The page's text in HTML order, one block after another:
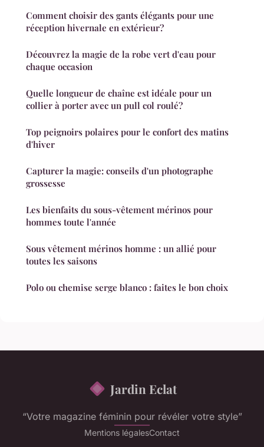
Comment choisir des gants élégants pour une
réception hivernale en extérieur?
Découvrez la magie de la robe vert d'eau pour
chaque occasion
Quelle longueur de chaîne est idéale pour un
collier à porter avec un pull col roulé?
Top peignoirs polaires pour le confort des matins
d'hiver
Capturer la magie: conseils d'un photographe
grossesse
Les bienfaits du sous-vêtement mérinos pour
hommes toute l'année
Sous vêtement mérinos homme : un allié pour
toutes les saisons
Polo ou chemise serge blanco : faites le bon choix
Jardin Eclat
“Votre magazine féminin pour révéler votre style”
Mentions légalesContact